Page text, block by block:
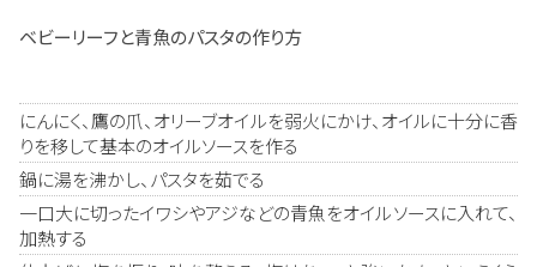
ベビーリーフと青魚のパスタの作り方
にんにく、鷹の爪、オリーブオイルを弱火にかけ、オイルに十分に香
りを移して基本のオイルソースを作る
鍋に湯を沸かし、パスタを茹でる
一口大に切ったイワシやアジなどの青魚をオイルソースに入れて、
加熱する